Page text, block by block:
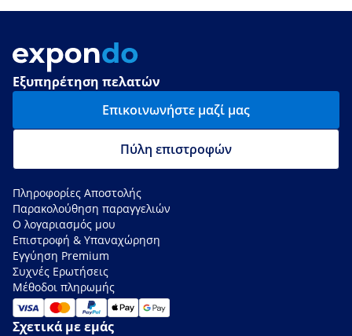
Εξυπηρέτηση πελατών
Επικοινωνήστε μαζί μας
Πύλη επιστροφών
Πληροφορίες Αποστολής
Παρακολούθηση παραγγελιών
Ο λογαριασμός μου
Επιστροφή & Υπαναχώρηση
Εγγύηση Premium
Συχνές Ερωτήσεις
Μέθοδοι πληρωμής
Σχετικά με εμάς